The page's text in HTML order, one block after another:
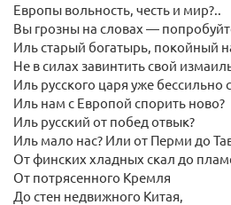
Европы вольность, честь и мир?..
Вы грозны на словах —
Иль старый богатырь, покойный
Не в силах завинтить свой
Иль русского царя уже бессильно
Иль нам с Европой спорить ново?
Иль русский от побед отвык?
Иль мало нас? Или от Перми до
От финских хладных скал до
От потрясенного Кремля
До стен недвижного Китая,